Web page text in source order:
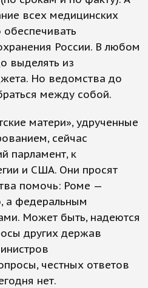
всех медицинских
России. В любом
выделять из
Но ведомства до
между собой.
матери», удрученные
сейчас
парламент, к
и США. Они просят
помочь: Роме —
а федеральным
Может быть, надеются
других держав
честных ответов
нет.